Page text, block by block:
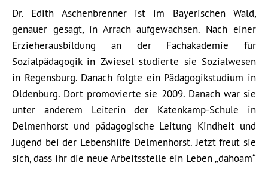
Dr. Edith Aschenbrenner ist im Bayerischen Wald,
genauer gesagt, in Arrach aufgewachsen. Nach einer
Erzieherausbildung an der Fachakademie für
Sozialpädagogik in Zwiesel studierte sie Sozialwesen
in Regensburg. Danach folgte ein Pädagogikstudium in
Oldenburg. Dort promovierte sie 2009. Danach war sie
unter anderem Leiterin der Katenkamp-Schule in
Delmenhorst und pädagogische Leitung Kindheit und
Jugend bei der Lebenshilfe Delmenhorst. Jetzt freut sie
sich, dass ihr die neue Arbeitsstelle ein Leben „dahoam“